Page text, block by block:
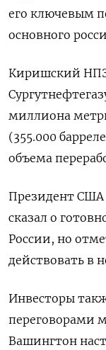
его ключевым
основного
Киришский
миллиона
(355.000
объема
Президент США
сказал о
России, но
действовать в
Инвесторы
переговорами
Вашингтон